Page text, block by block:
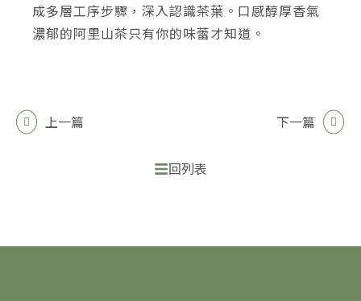
成多層工序步驟，深入認識茶葉。口感醇厚香氣
濃郁的阿里山茶只有你的味蕾才知道。
上一篇 下一篇
回列表